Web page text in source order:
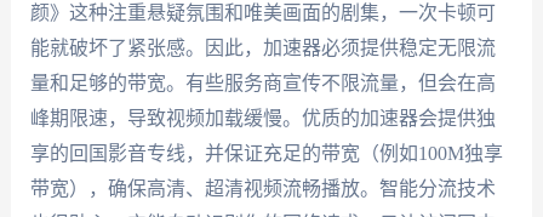
颜》这种注重悬疑氛围和唯美画面的剧集，一次卡顿可
能就破坏了紧张感。因此，加速器必须提供稳定无限流
量和足够的带宽。有些服务商宣传不限流量，但会在高
峰期限速，导致视频加载缓慢。优质的加速器会提供独
享的回国影音专线，并保证充足的带宽（例如100M独享
带宽），确保高清、超清视频流畅播放。智能分流技术